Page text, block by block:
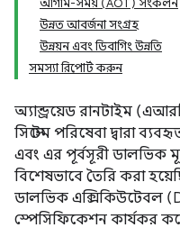
আগাম-সময় (AOT) সংকলন
উন্নত আবর্জনা সংগ্রহ
উন্নয়ন এবং ডিবাগিং উন্নতি
সমস্যা রিপোর্ট করুন
অ্যান্ড্রয়েড রানটাইম
সিস্টেম পরিষেবা দ্বারা
এবং এর পূর্বসূরী ডালভিক
বিশেষভাবে তৈরি করা
ডালভিক এক্সিকিউটেবল
স্পেসিফিকেশন কার্যকর